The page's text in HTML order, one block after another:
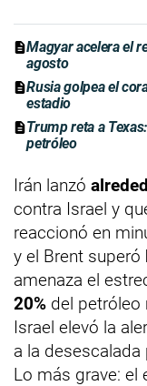
Magyar acelera el
agosto
Rusia golpea el
estadio
Trump reta a
petróleo
Irán lanzó
contra Israel y
reaccionó en
y el Brent superó
amenaza el
20% del petróleo
Israel elevó la
a la desescalada
Lo más grave: el